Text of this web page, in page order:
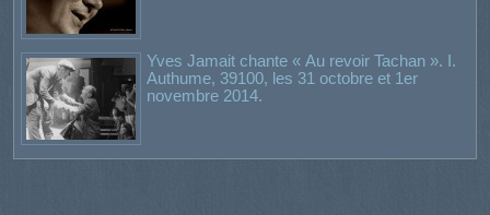
Yves Jamait chante « Au revoir Tachan ». I.
Authume, 39100, les 31 octobre et 1er
novembre 2014.